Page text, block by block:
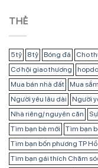
THẺ
5 tỷ 8 tỷ Bóng đá Cho
Cơ hội giao thương
Mua bán nhà đất
Mua sắm
Người yêu lâu dài
Người
Nhà riêng/ nguyên căn
Tìm bạn bè mới
Tìm bạn
Tìm bạn bốn phương TP
Tìm bạn gái thích Chăm